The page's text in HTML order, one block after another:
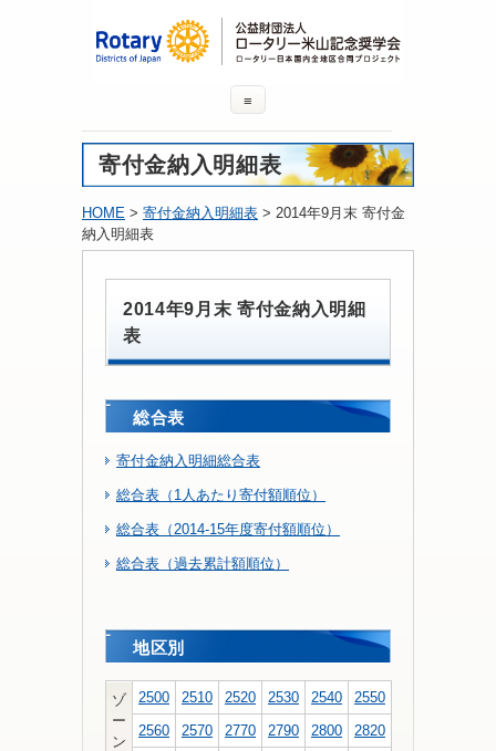
≡
寄付金納入明細表
HOME > 寄付金納入明細表 > 2014年9月末 寄付金
納入明細表
2014年9月末 寄付金納入明細
表
総合表
寄付金納入明細総合表
総合表（1人あたり寄付額順位）
総合表（2014-15年度寄付額順位）
総合表（過去累計額順位）
地区別
ゾ
ー
ン
2500 2510 2520 2530 2540
2550
2560
2570 2770 2790 2800
2820